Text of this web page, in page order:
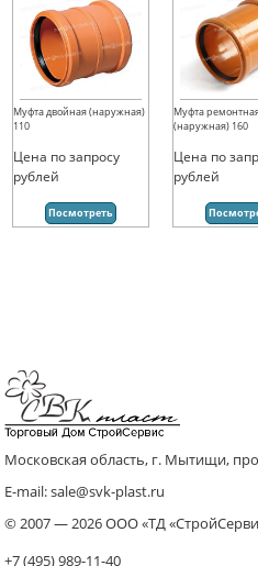
Муфта двойная (наружная)
110
Цена по запросу
рублей
Посмотреть
Муфта
(наружная) 160
Цена по
рублей
Московская область, г. Мытищи,
E-mail: sale@svk-plast.ru
© 2007 — 2026 ООО «ТД
+7 (495) 989-11-40